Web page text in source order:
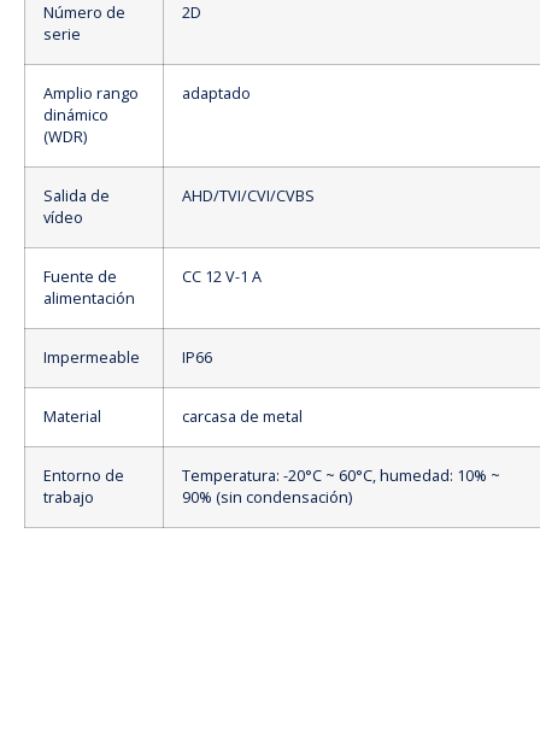
Número de
serie
2D
Amplio rango
dinámico
(WDR)
adaptado
Salida de
vídeo
AHD/TVI/CVI/CVBS
Fuente de
alimentación
CC 12 V-1 A
Impermeable IP66
Material carcasa de metal
Entorno de
trabajo
Temperatura: -20°C ~ 60°C, humedad: 10% ~
90% (sin condensación)